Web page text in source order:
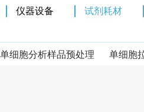
仪器设备 试剂耗材
单细胞分析样品预处理 单细胞